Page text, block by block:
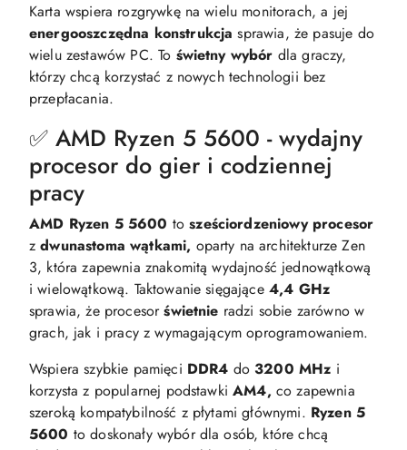
Karta wspiera rozgrywkę na wielu monitorach, a jej
energooszczędna konstrukcja sprawia, że pasuje do
wielu zestawów PC. To świetny wybór dla graczy,
którzy chcą korzystać z nowych technologii bez
przepłacania.
✅ AMD Ryzen 5 5600 - wydajny
procesor do gier i codziennej
pracy
AMD Ryzen 5 5600 tosześciordzeniowy procesor
zdwunastoma wątkami, oparty na architekturze Zen
3, która zapewnia znakomitą wydajność jednowątkową
i wielowątkową. Taktowanie sięgające 4,4 GHz
sprawia, że procesorświetnie radzi sobie zarówno w
grach, jak i pracy z wymagającym oprogramowaniem.
Wspiera szybkie pamięci DDR4 do3200 MHz i
korzysta z popularnej podstawkiAM4, co zapewnia
szeroką kompatybilność z płytami głównymi. Ryzen 5
5600 to doskonały wybór dla osób, które chcą